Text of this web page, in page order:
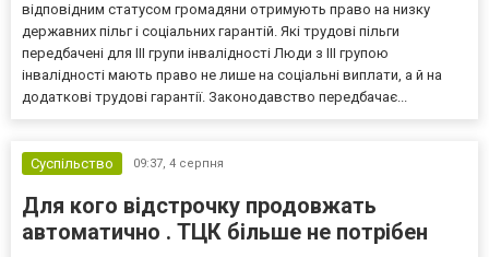
відповідним статусом громадяни отримують право на низку
державних пільг і соціальних гарантій. Які трудові пільги
передбачені для III групи інвалідності Люди з III групою
інвалідності мають право не лише на соціальні виплати, а й на
додаткові трудові гарантії. Законодавство передбачає...
Суспільство 09:37, 4 серпня
Для кого відстрочку продовжать
автоматично . ТЦК більше не потрібен